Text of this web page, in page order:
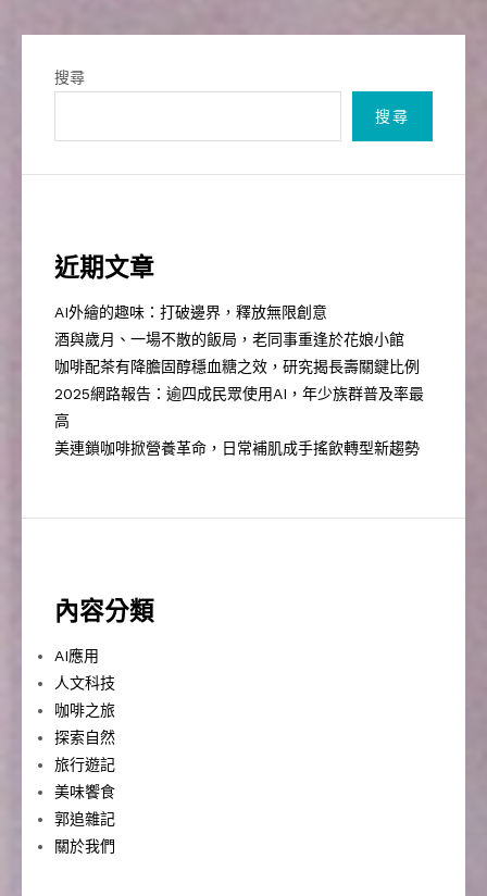
搜尋
搜尋
近期文章
AI外繪的趣味：打破邊界，釋放無限創意
酒與歲月、一場不散的飯局，老同事重逢於花娘小館
咖啡配茶有降膽固醇穩血糖之效，研究揭長壽關鍵比例
2025網路報告：逾四成民眾使用AI，年少族群普及率最
高
美連鎖咖啡掀營養革命，日常補肌成手搖飲轉型新趨勢
內容分類
AI應用
人文科技
咖啡之旅
探索自然
旅行遊記
美味饗食
郭追雜記
關於我們